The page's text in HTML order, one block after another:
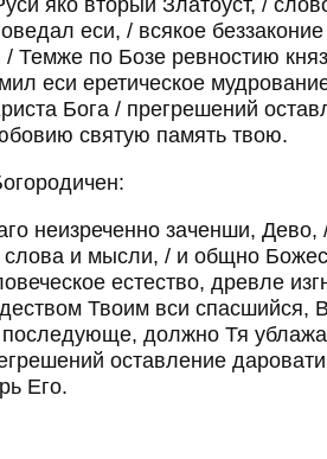
яко вторый Златоуст, /
еси, / всякое
Темже по Бозе ревностию
еси еретическое
Бога / прегрешений
святую память твою.
неизреченно заченши, Дево,
и мысли, / и общно
естество, древле
Твоим вси спасшийся,
последующе, должно Тя
оставление
Его.